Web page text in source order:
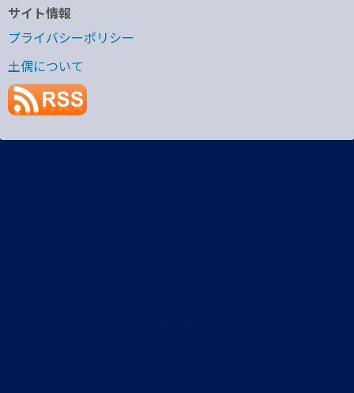
サイト情報
プライバシーポリシー
土偶について